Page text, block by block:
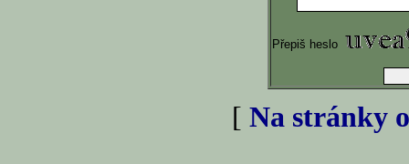
Přepiš heslo
[ Na stránky